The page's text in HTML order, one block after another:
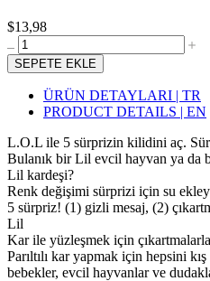
$13,98
SEPETE EKLE
ÜRÜN DETAYLARI | TR
PRODUCT DETAILS | EN
L.O.L ile 5 sürprizin kilidini aç.
Bulanık bir Lil evcil hayvan ya da
Lil kardeşi?
Renk değişimi sürprizi için su
5 sürpriz! (1) gizli mesaj, (2)
Lil
Kar ile yüzleşmek için
Parıltılı kar yapmak için hepsini
bebekler, evcil hayvanlar ve